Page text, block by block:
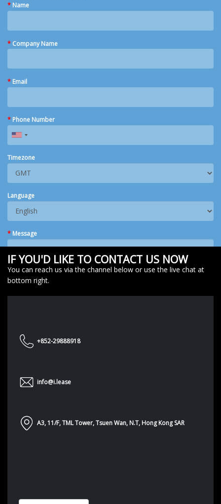
* Name
* Company Name
* Email
* Phone Number
Timezone
Language
* Message
SUBMIT
IF YOU'D LIKE TO CONTACT US NOW
You can reach us via the channel below or use the live chat at
bottom right.
+852-29888918
info@i.lease
A3, 11/F, TML Tower, Tsuen Wan, N.T, Hong Kong SAR